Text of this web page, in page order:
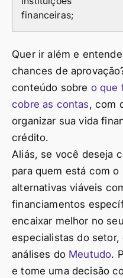
financeiras;
Quer ir além e
chances de
conteúdo sobre o que
cobre as contas, com
organizar sua vida
crédito.
Aliás, se você deseja
para quem está com
alternativas viáveis
financiamentos
encaixar melhor no
especialistas do
análises do Meutudo.
e tome uma decisão